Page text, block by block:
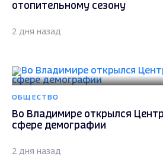
отопительному сезону
2 дня назад
ОБЩЕСТВО
Во Владимире открылся
сфере демографии
2 дня назад